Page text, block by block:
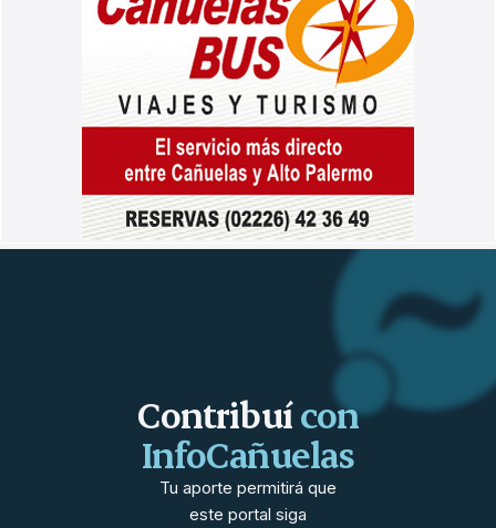
Contribuícon
InfoCañuelas
Tu aporte permitirá que
este portal siga